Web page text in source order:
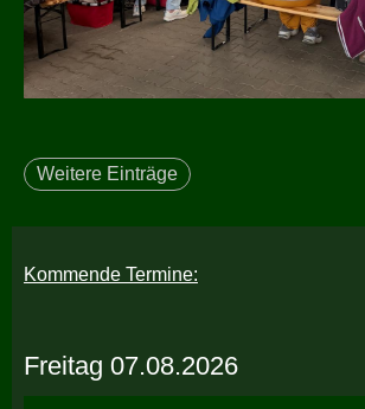
Weitere Einträge
Kommende Termine:
Freitag 07.08.2026